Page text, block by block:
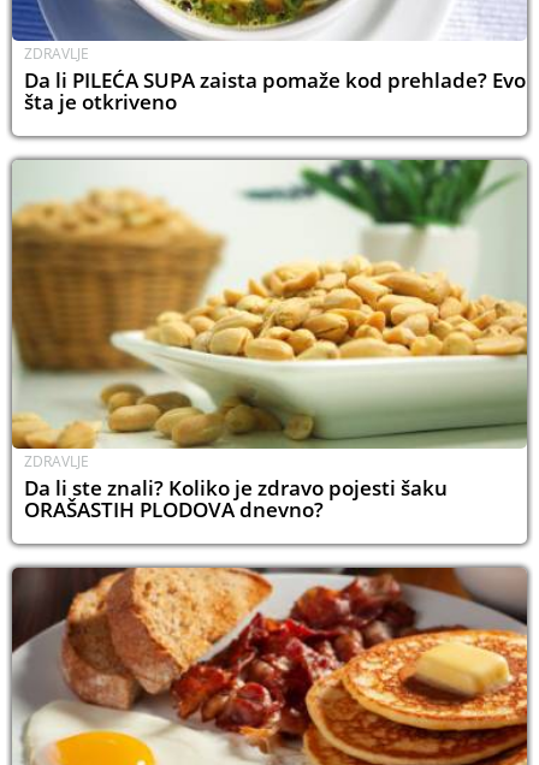
ZDRAVLJE
Da li PILEĆA SUPA zaista pomaže kod prehlade? Evo
šta je otkriveno
ZDRAVLJE
Da li ste znali? Koliko je zdravo pojesti šaku
ORAŠASTIH PLODOVA dnevno?